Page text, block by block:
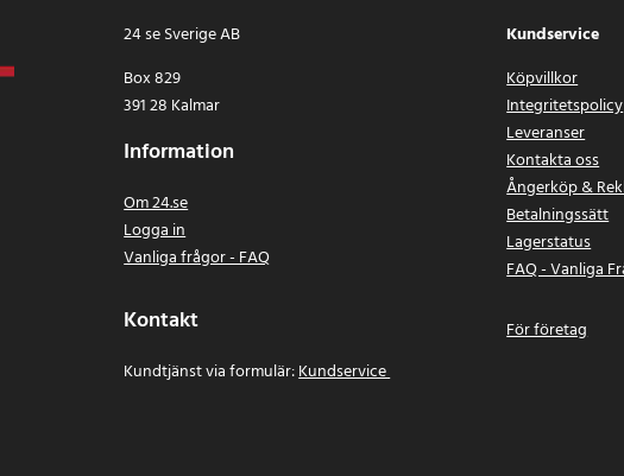
24 se Sverige AB
Box 829
391 28 Kalmar
Information
Om 24.se
Logga in
Vanliga frågor - FAQ
Kontakt
Kundtjänst via formulär:Kundservice
Kundservice
Köpvillkor
Integritetspolicy
Leveranser
Kontakta oss
Ångerköp &
Betalningssätt
Lagerstatus
FAQ - Vanliga
För företag